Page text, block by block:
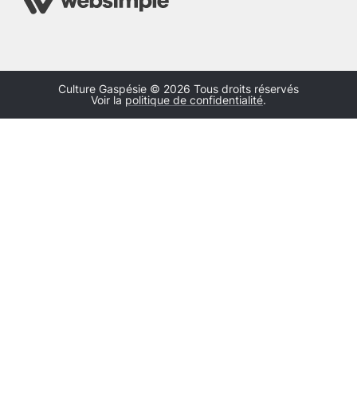
Culture Gaspésie © 2026 Tous droits réservés
Voir la politique de confidentialité.